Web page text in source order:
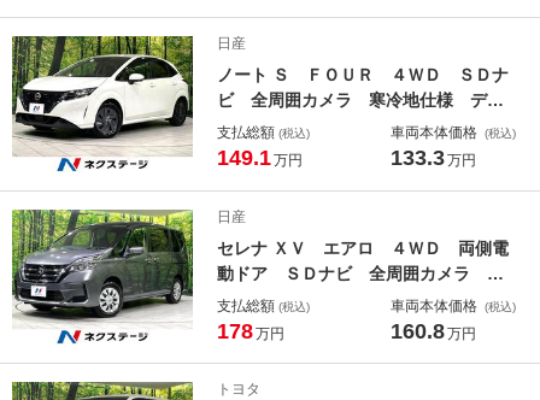
イト デュアルエアコン
日産
ノート Ｓ ＦＯＵＲ ４ＷＤ ＳＤナ
ビ 全周囲カメラ 寒冷地仕様 デジ
タルインナーミラー ＢＳＭ 衝突軽
減 禁煙車 コーナーセンサー ＥＴ
エアコン
支払総額 (税込)
149.1万円
車両本体価格 (税込)
133.3万円
日産
セレナ ＸＶ エアロ ４ＷＤ 両側電
動ドア ＳＤナビ 全周囲カメラ 寒
冷地仕様 衝突軽減 禁煙車 スマー
トキー ＥＴＣ クルコン オートラ
支払総額 (税込)
178万円
車両本体価格 (税込)
160.8万円
トヨタ